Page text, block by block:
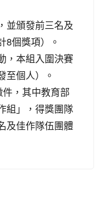
並頒發前三名及
8個獎項）。
，本組入圍決賽
至個人）。
，其中教育部
組」，得獎團隊
及佳作隊伍團體